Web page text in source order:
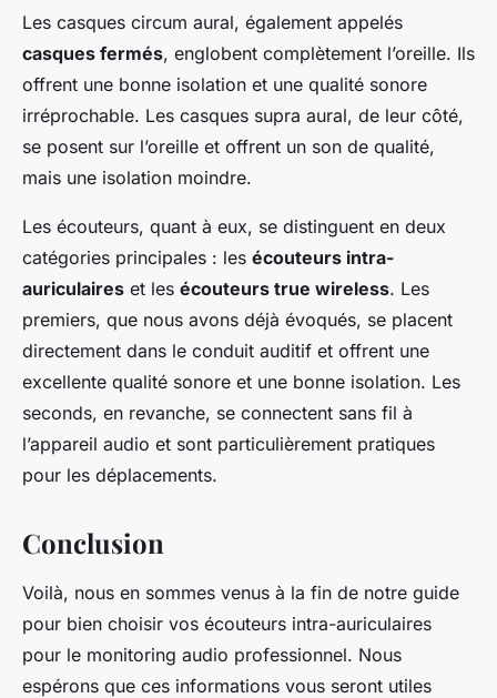
Les casques circum aural, également appelés
casques fermés, englobent complètement l’oreille. Ils
offrent une bonne isolation et une qualité sonore
irréprochable. Les casques supra aural, de leur côté,
se posent sur l’oreille et offrent un son de qualité,
mais une isolation moindre.
Les écouteurs, quant à eux, se distinguent en deux
catégories principales : les écouteurs intra-
auriculaires et les écouteurs true wireless. Les
premiers, que nous avons déjà évoqués, se placent
directement dans le conduit auditif et offrent une
excellente qualité sonore et une bonne isolation. Les
seconds, en revanche, se connectent sans fil à
l’appareil audio et sont particulièrement pratiques
pour les déplacements.
Conclusion
Voilà, nous en sommes venus à la fin de notre guide
pour bien choisir vos écouteurs intra-auriculaires
pour le monitoring audio professionnel. Nous
espérons que ces informations vous seront utiles